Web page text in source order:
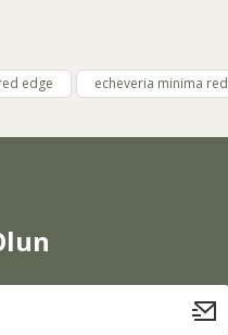
bilgiler bulunuyor.
edge echeveria minima red